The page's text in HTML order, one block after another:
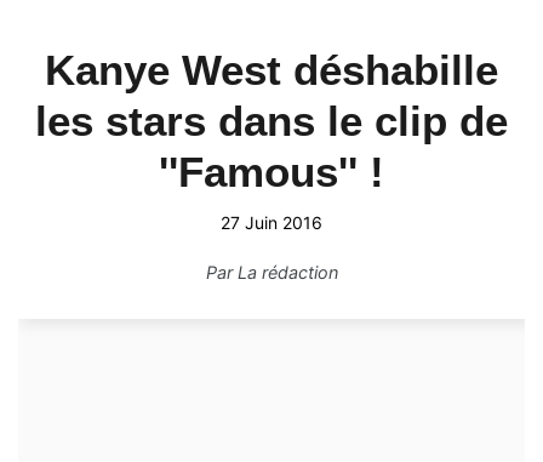
Kanye West déshabille
les stars dans le clip de
''Famous'' !
27 Juin 2016
ParLa rédaction